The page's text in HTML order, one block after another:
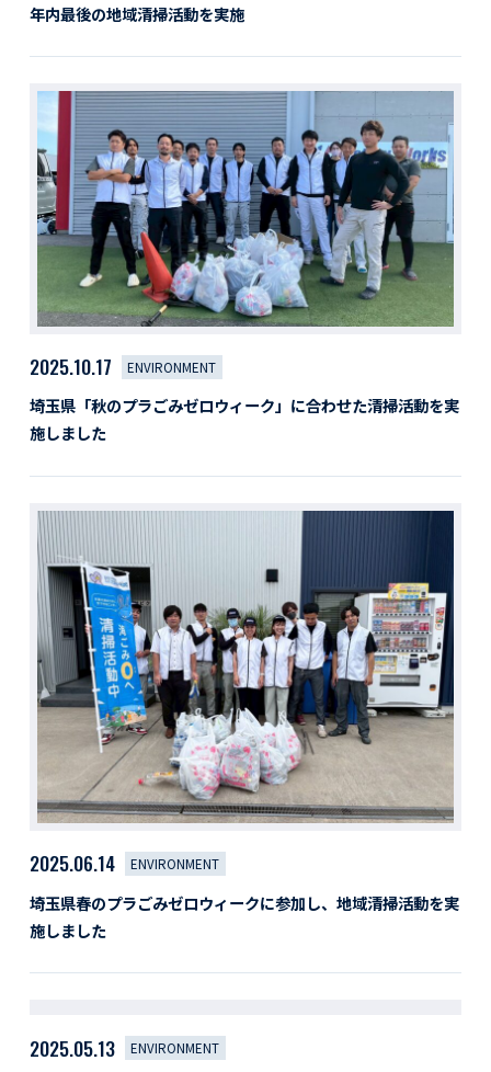
サイト内検索
年内最後の地域清掃活動を実施
2025.10.17 ENVIRONMENT
埼玉県「秋のプラごみゼロウィーク」に合わせた清掃活動を実
施しました
2025.06.14 ENVIRONMENT
埼玉県春のプラごみゼロウィークに参加し、地域清掃活動を実
施しました
2025.05.13 ENVIRONMENT